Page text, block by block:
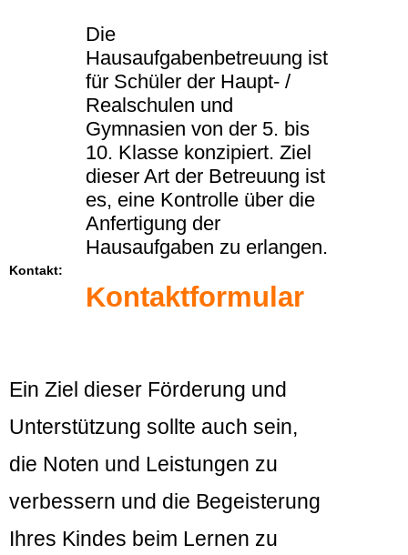
Die
Hausaufgabenbetreuung ist
für Schüler der Haupt- /
Realschulen und
Gymnasien von der 5. bis
10. Klasse konzipiert. Ziel
dieser Art der Betreuung ist
es, eine Kontrolle über die
Anfertigung der
Hausaufgaben zu erlangen.
Kontakt:
Kontaktformular
Ein Ziel dieser Förderung und
Unterstützung sollte auch sein,
die Noten und Leistungen zu
verbessern und die Begeisterung
Ihres Kindes beim Lernen zu